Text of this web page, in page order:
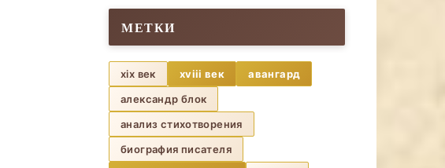
МЕТКИ
xix век xviii век
авангард
александр блок
анализ стихотворения
биография писателя